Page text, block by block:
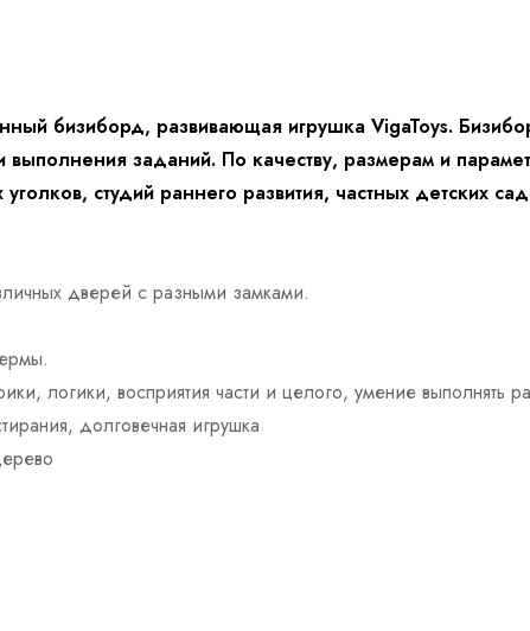
бизиборд, развивающая игрушка VigaToys.
выполнения заданий. По качеству, размерам и
студий раннего развития, частных детских
дверей с разными замками.
логики, восприятия части и целого, умение выполнять
долговечная игрушка